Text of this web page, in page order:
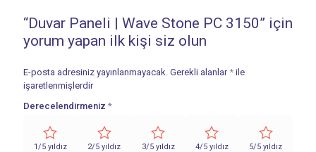
“Duvar Paneli | Wave Stone PC 3150” için
yorum yapan ilk kişi siz olun
E-posta adresiniz yayınlanmayacak. Gerekli alanlar * ile
işaretlenmişlerdir
Derecelendirmeniz *
1/5 yıldız 2/5 yıldız 3/5 yıldız 4/5 yıldız 5/5 yıldız